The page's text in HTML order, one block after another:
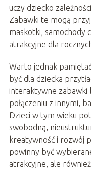
uczy dziecko
Zabawki te mogą
maskotki, samochody
atrakcyjne dla
Warto jednak
być dla dziecka
interaktywne zabawki
połączeniu z innymi,
Dzieci w tym wieku
swobodną,
kreatywność i rozwój
powinny być
atrakcyjne, ale